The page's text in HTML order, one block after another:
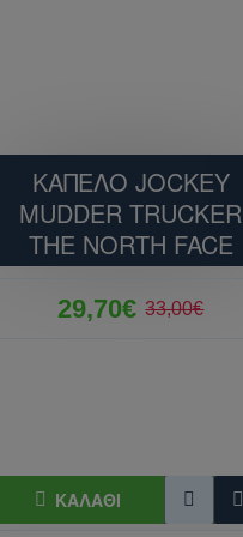
ΚΑΠΕΛΟ JOCKEY
MUDDER TRUCKER
THE NORTH FACE
29,70€ 33,00€
ΚΑΛΆΘΙ